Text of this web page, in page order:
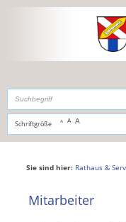
,zur Navigationoder
Schriftgröße A A A
Sie sind hier: Rathaus &
Mitarbeiter